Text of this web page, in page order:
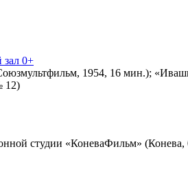
0+
1954, 16 мин.);
12)
студии «КоневаФильм» (Конева,